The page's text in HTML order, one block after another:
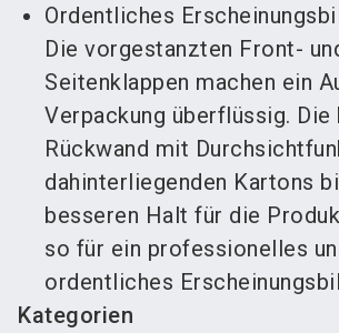
Ordentliches
Die vorgestanzten Front-
Seitenklappen machen ein
Verpackung überflüssig. Die
Rückwand mit
dahinterliegenden Kartons
besseren Halt für die
so für ein professionelles
ordentliches
Kategorien